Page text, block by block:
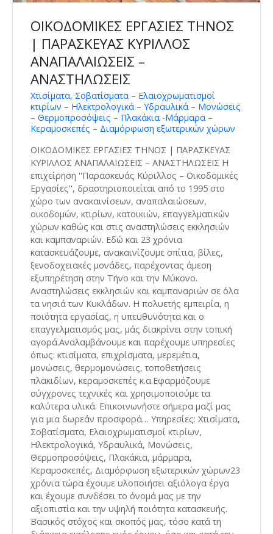
ΟΙΚΟΔΟΜΙΚΕΣ ΕΡΓΑΣΙΕΣ ΤΗΝΟΣ
| ΠΑΡΑΣΚΕΥΑΣ ΚΥΡΙΛΛΟΣ
ΑΝΑΠΑΛΑΙΩΣΕΙΣ –
ΑΝΑΣΤΗΛΩΣΕΙΣ
Χτισίματα, Σοβατίσματα – Ελαιοχρωματισμοί
κτιρίων – Ηλεκτρολογικά – Υδραυλικά – Μονώσεις
– Θερμοπροσόψεις – Πλακάκια -Μάρμαρα –
Κεραμοσκεπές – Διαμόρφωση εξωτερικών χώρων
ΟΙΚΟΔΟΜΙΚΕΣ ΕΡΓΑΣΙΕΣ ΤΗΝΟΣ | ΠΑΡΑΣΚΕΥΑΣ
ΚΥΡΙΛΛΟΣ ΑΝΑΠΑΛΑΙΩΣΕΙΣ – ΑΝΑΣΤΗΛΩΣΕΙΣ Η
επιχείρηση ''Παρασκευάς Κύριλλος – Οικοδομικές
Εργασίες'', δραστηριοποιείται από το 1995 στο
χώρο των ανακαινίσεων, αναπαλαιώσεων,
οικοδομών, κτιρίων, κατοικιών, επαγγελματικών
χώρων καθώς και στις αναστηλώσεις εκκλησιών
και καμπαναριών. Εδώ και 23 χρόνια
κατασκευάζουμε, ανακαινίζουμε σπίτια, βίλες,
ξενοδοχειακές μονάδες, παρέχοντας άμεση
εξυπηρέτηση στην Τήνο και την Μύκονο.
Αναστηλώσεις εκκλησιών και καμπαναριών σε όλα
τα νησιά των Κυκλάδων. Η πολυετής εμπειρία, η
ποιότητα εργασίας, η υπευθυνότητα και ο
επαγγελματισμός μας, μάς διακρίνει στην τοπική
αγορά.Αναλαμβάνουμε και παρέχουμε υπηρεσίες
όπως: κτισίματα, επιχρίσματα, μερεμέτια,
μονώσεις, θερμομονώσεις, τοποθετήσεις
πλακιδίων, κεραμοσκεπές κ.α.Εφαρμόζουμε
σύγχρονες τεχνικές και χρησιμοποιούμε τα
καλύτερα υλικά. Επικοινωνήστε σήμερα μαζί μας
για μια δωρεάν προσφορά… Υπηρεσίες: Χτισίματα,
Σοβατίσματα, Ελαιοχρωματισμοί κτιρίων,
Ηλεκτρολογικά, Υδραυλικά, Μονώσεις,
Θερμοπροσόψεις, Πλακάκια, μάρμαρα,
Κεραμοσκεπές, Διαμόρφωση εξωτερικών χώρων23
χρόνια τώρα έχουμε υλοποιήσει αξιόλογα έργα
και έχουμε συνδέσει το όνομά μας με την
αξιοπιστία και την υψηλή ποιότητα κατασκευής.
Βασικός στόχος και σκοπός μας, τόσο κατά τη